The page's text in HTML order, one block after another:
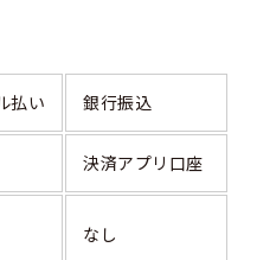
払い 銀行振込
決済アプリ口座
なし